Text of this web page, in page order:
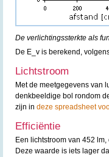
De verlichtingssterkte als
De E_v is berekend,
Lichtstroom
Met de meetgegevens van
denkbeeldige bol rondom
zijn in deze spreadsheet
Efficiëntie
Een lichtstroom van 452
Deze waarde is iets lager